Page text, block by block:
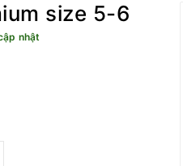
size 5-6
nhật